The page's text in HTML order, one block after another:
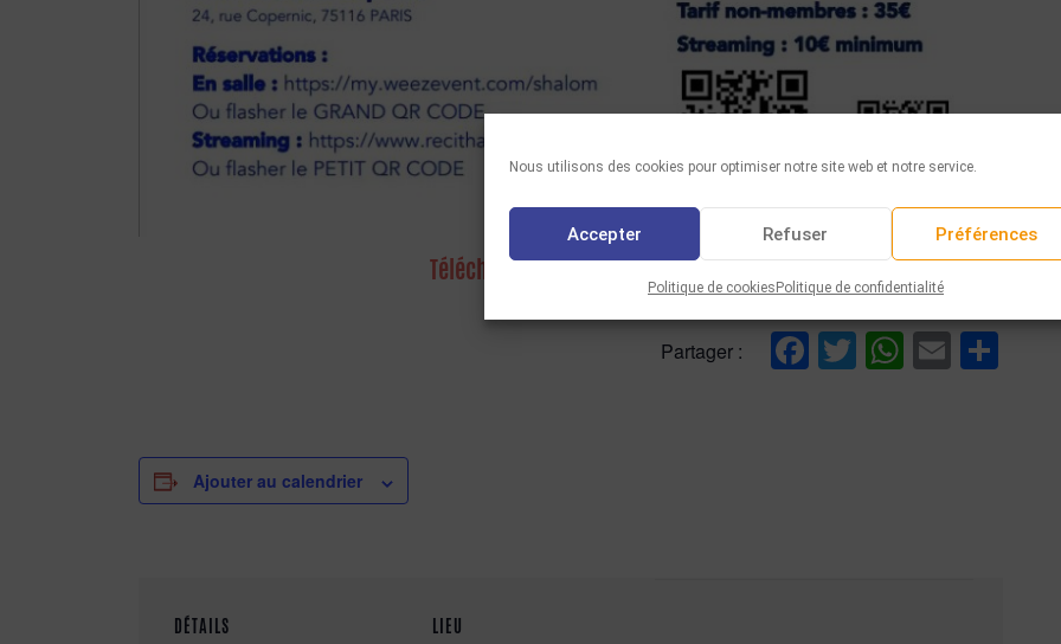
Nous utilisons des cookies pour optimiser notre site web et notre service.
Accepter Refuser Préférences
Politique de cookies Politique de confidentialité
Télécharger le Flyer du concert
Partager : Facebook
TwitterWhatsApp
Email
Ajouter au calendrier
DÉTAILS
LIEU